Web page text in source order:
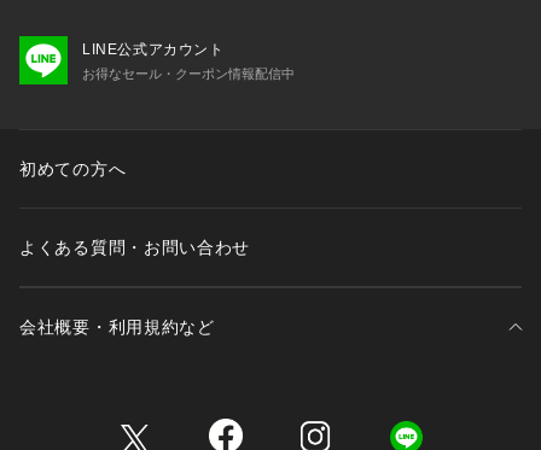
予告なく変更することがあります。あらかじめご了承くださ
い。クロックス crocs CROCS スーパーゼビオ ゼビオ Super
hsummer sandal_xebio lastone25s
LINE公式アカウント
お得なセール・クーポン情報配信中
初めての方へ
よくある質問・お問い合わせ
会社概要・利用規約など